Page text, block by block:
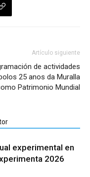
Artículo siguiente
de actividades
25 anos da Muralla
Patrimonio Mundial
experimental en
2026